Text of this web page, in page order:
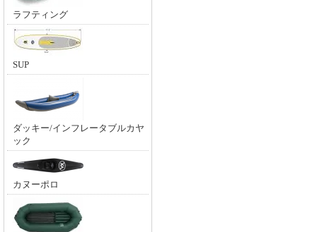
ラフティング
SUP
ダッキー/インフレータブルカヤ
ック
カヌーポロ